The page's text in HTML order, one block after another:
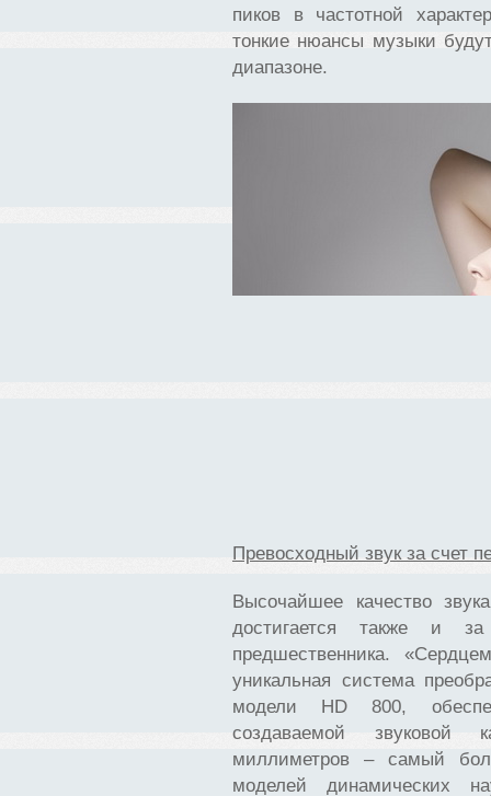
пиков в частотной
тонкие нюансы музыки
диапазоне.
Превосходный звук за счет
Высочайшее качество
достигается также и
предшественника.
уникальная система
модели HD 800,
создаваемой звуковой
миллиметров – самый
моделей динамических